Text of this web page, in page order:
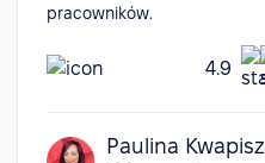
pracowników.
4.9
Paulina Kwapisz